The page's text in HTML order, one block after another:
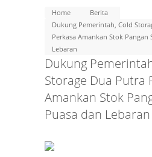
Home
Berita
Dukung Pemerintah, Cold
Perkasa Amankan Stok Pangan
Lebaran
Dukung
Storage Dua Putra
Amankan Stok
Puasa dan Lebaran